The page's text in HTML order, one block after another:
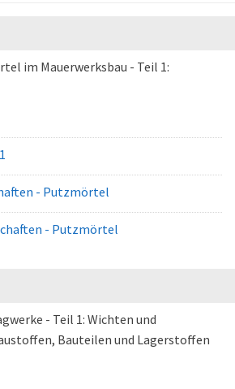
im Mauerwerksbau - Teil 1:
- Putzmörtel
- Putzmörtel
- Teil 1: Wichten und
Bauteilen und Lagerstoffen